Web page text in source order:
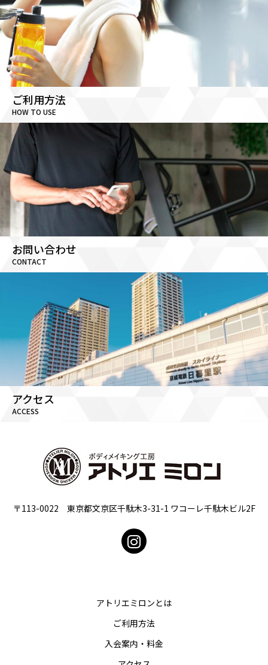
ご利用方法
HOW TO USE
お問い合わせ
CONTACT
アクセス
ACCESS
〒113-0022 東京都文京区千駄木3-31-1 ワコーレ千駄木ビル2F
アトリエミロンとは
ご利用方法
入会案内・料金